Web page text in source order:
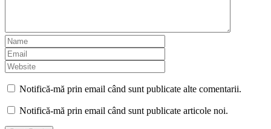
Notifică-mă prin email când sunt publicate alte comentarii.
Notifică-mă prin email când sunt publicate articole noi.